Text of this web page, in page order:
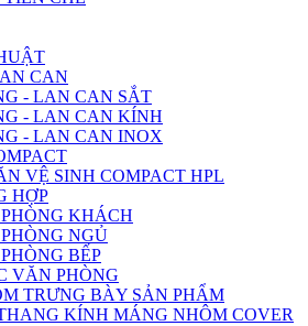
CAN
- LAN CAN SẮT
- LAN CAN KÍNH
- LAN CAN INOX
VỆ SINH COMPACT HPL
HỢP
KHÁCH
NGỦ
BẾP
VĂN PHÒNG
TRƯNG BÀY SẢN PHẨM
KÍNH MÁNG NHÔM COVER